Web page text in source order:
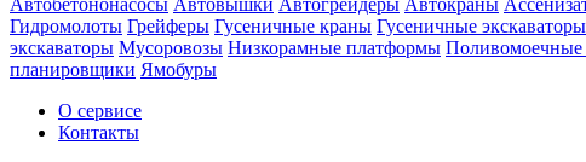
Автобетононасосы Автовышки Автогрейдеры Автокраны
Гидромолоты Грейферы Гусеничные краны Гусеничные экскаваторы
экскаваторы Мусоровозы Низкорамные платформы
планировщики Ямобуры
О сервисе
Контакты